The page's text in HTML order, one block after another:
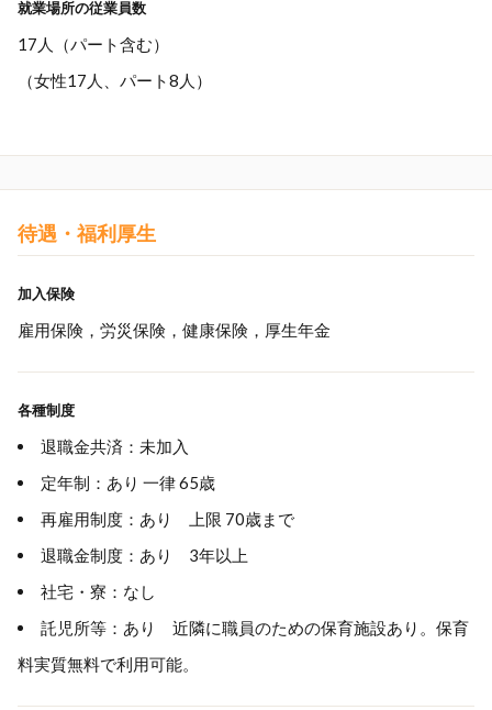
就業場所の従業員数
17人（パート含む）
（女性17人、パート8人）
待遇・福利厚生
加入保険
雇用保険，労災保険，健康保険，厚生年金
各種制度
退職金共済：未加入
定年制：あり 一律 65歳
再雇用制度：あり 上限 70歳まで
退職金制度：あり 3年以上
社宅・寮：なし
託児所等：あり 近隣に職員のための保育施設あり。保育
料実質無料で利用可能。